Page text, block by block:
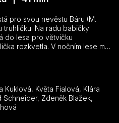
pro svou nevěstu Báru (M.
truhličku. Na radu babičky
do lesa pro větvičku
rozkvetla. V nočním lese mu
která má Kubu ráda. Zato